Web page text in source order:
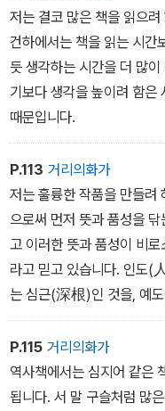
정이란 생각이 듭니다. 무
의 한 토막에 이르기까지 혹
답(田) 속에, 혹은 타락한
에・・・・・・ 저마다 묻
돌이켜보면 나의 경우는 나
한 것이기도 합니다.
교도소가 닫힌 공간이라면,
면 그러한 느낌도 당연한
켜보면 교도소는 세상으로
어 우리 사회, 우리시대와
판을 이루고 있는 것이사실
도소가 위370 감옥으로부
저는 결코 많은 책을 읽으
건하에서는 책을 읽는 시간
듯 생각하는 시간을 더 많
기보다 생각을 높이려 함은
때문입니다.
P.113 거리의화가
저는 훌륭한 작품을 만들려
으로써 먼저 뜻과 품성을 닦
고 이러한 뜻과 품성이 비
라고 믿고 있습니다. 인도
는 심근(深根)인 것을, 예도
리하여 최고의 예술 작품은
실을 잊지 않으려 합니다.
P.115 거리의화가
역사책에서는 심지어 같은
됩니다. 서 말 구슬처럼 많